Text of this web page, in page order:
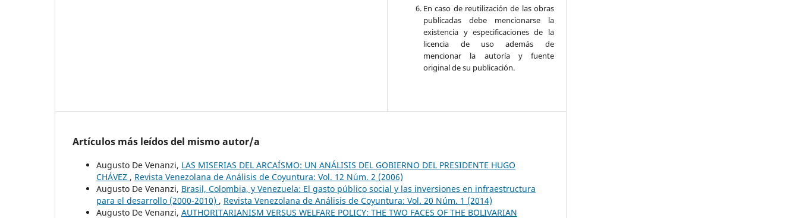
En caso de reutilización de las obras
publicadas debe mencionarse la
existencia y especificaciones de la
licencia de uso además de
mencionar la autoría y fuente
original de su publicación.
Artículos más leídos del mismo autor/a
Augusto De Venanzi, LAS MISERIAS DEL ARCAÍSMO: UN ANÁLISIS DEL GOBIERNO DEL PRESIDENTE HUGO
CHÁVEZ , Revista Venezolana de Análisis de Coyuntura: Vol. 12 Núm. 2 (2006)
Augusto De Venanzi, Brasil, Colombia, y Venezuela: El gasto público social y las inversiones en infraestructura
para el desarrollo (2000-2010) , Revista Venezolana de Análisis de Coyuntura: Vol. 20 Núm. 1 (2014)
Augusto De Venanzi, AUTHORITARIANISM VERSUS WELFARE POLICY: THE TWO FACES OF THE BOLIVARIAN